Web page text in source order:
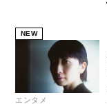
NEW
エンタメ